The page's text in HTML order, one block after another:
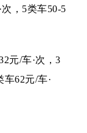
，5类车50-5
元/车·次，3
车62元/车·